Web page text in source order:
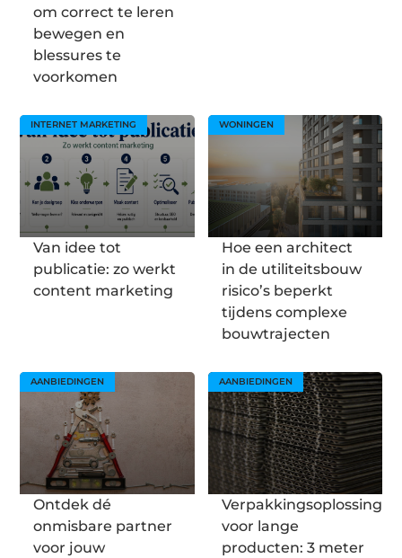
om correct te leren
bewegen en
blessures te
voorkomen
INTERNET MARKETING
Van idee tot
publicatie: zo werkt
content marketing
WONINGEN
Hoe een architect
in de utiliteitsbouw
risico’s beperkt
tijdens complexe
bouwtrajecten
AANBIEDINGEN
Ontdek dé
onmisbare partner
voor jouw
AANBIEDINGEN
Verpakkingsoplossingen
voor lange
producten: 3 meter